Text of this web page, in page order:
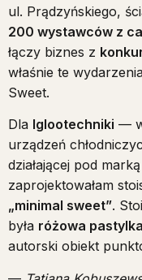
ul. Prądzyńskiego,
200 wystawców z
łączy biznes z
właśnie te
Sweet.
Dla Iglootechniki —
urządzeń
działającej pod marką
zaprojektowałam
„minimal sweet”.
była różowa pastylka
autorski obiekt